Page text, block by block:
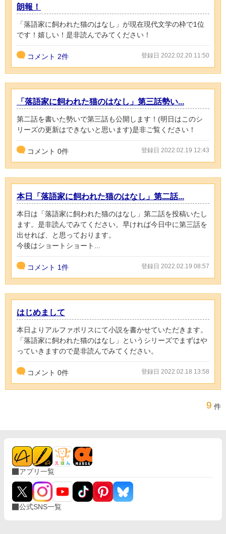
朗報！
「落語家に飼われた猫のはなし」が現在現代文学の枠で1位
です！嬉しい！是非読んでみてください！
コメント 2件 登録日 2022.02.20 11:50
「落語家に飼われた猫のはなし」第三話勢い...
第二話を書いた勢いで第三話も公開します！(明日はこのシ
リーズの更新はできないと思います)是非ご覧ください！
コメント 0件 登録日 2022.02.19 12:43
本日「落語家に飼われた猫のはなし」第二話...
本日は「落語家に飼われた猫のはなし」第二話を投稿いたし
ます。是非読んでみてください。早ければ今日中に第三話を
出せれば、と思っております。
今後はショートショート...
コメント 1件 登録日 2022.02.19 08:57
はじめまして
本日よりアルファポリスにて小説を書かせていただきます。
「落語家に飼われた猫のはなし」というシリーズでまずはや
っていきますので是非読んでみてください。
コメント 0件 登録日 2022.02.18 13:58
9 件
アプリ一覧
公式SNS一覧